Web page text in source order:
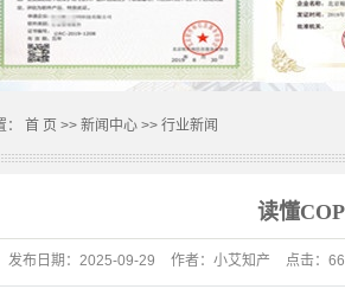
： 首 页 >> 新闻中心 >> 行业新闻
读懂
发布日期： 2025-09-29 作者： 小艾知产 点击： 66